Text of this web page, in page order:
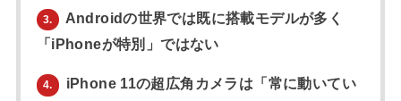
3.
Androidの世界では既に搭載モデルが多く
「iPhoneが特別」ではない
4.
iPhone 11の超広角カメラは「常に動いてい